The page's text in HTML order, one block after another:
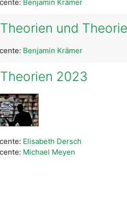
Benjamin Krämer
Theorien und
Benjamin Krämer
Theorien 2023
Elisabeth Dersch
Michael Meyen